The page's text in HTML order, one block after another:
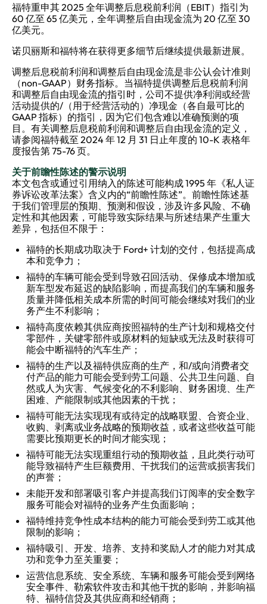
福特重申其 2025 全年调整后息税前利润（EBIT）指引为
60 亿至 65 亿美元，全年调整后自由现金流为 20 亿至 30
亿美元。
诺贝丽斯和福特将在获得更多细节后继续提供最新进展。
调整后息税前利润和调整后自由现金流是非公认会计准则
（non-GAAP）财务指标。当福特提供调整后息税前利润
和调整后自由现金流的指引时，公司不提供净利润或经营
活动提供的/（用于经营活动的）净现金（各自最可比的
GAAP 指标）的指引，因为它们包含难以准确预测的项
目。有关调整后息税前利润和调整后自由现金流的定义，
请参阅福特截至 2024 年 12 月 31 日止年度的 10-K 表格年
度报告第 75-76 页。
关于前瞻性陈述的警示说明
本文包含或通过引用纳入的陈述可能构成 1995 年《私人证
券诉讼改革法案》含义内的“前瞻性陈述”。前瞻性陈述基
于我们管理层的预期、预测和假设，涉及许多风险、不确
定性和其他因素，可能导致实际结果与所述结果产生重大
差异，包括但不限于：
福特的长期成功取决于 Ford+ 计划的交付，包括提高成
本和竞争力；
福特的车辆可能会受到导致召回活动、保修成本增加或
新车型发布延迟的缺陷影响，而提高我们的车辆和服务
质量并降低相关成本所需的时间可能会继续对我们的业
务产生不利影响；
福特高度依赖其供应商按照福特的生产计划和规格交付
零部件，关键零部件或原材料的短缺或无法及时获得可
能会中断福特的汽车生产；
福特的生产以及福特供应商的生产，和/或向消费者交
付产品的能力可能会受到劳工问题、公共卫生问题、自
然或人为灾害、气候变化的不利影响、财务困境、生产
困难、产能限制或其他因素的干扰；
福特可能无法实现现有或待定的战略联盟、合资企业、
收购、剥离或业务战略的预期收益，或者这些收益可能
需要比预期更长的时间才能实现；
福特可能无法实现重组行动的预期收益，且此类行动可
能导致福特产生巨额费用、干扰我们的运营或损害我们
的声誉；
未能开发和部署吸引客户并提高我们订阅率的安全数字
服务可能会对福特的业务产生负面影响；
福特维持竞争性成本结构的能力可能会受到劳工或其他
限制的影响；
福特吸引、开发、培养、支持和奖励人才的能力对其成
功和竞争力至关重要；
运营信息系统、安全系统、车辆和服务可能会受到网络
安全事件、勒索软件攻击和其他干扰的影响，并影响福
特、福特信贷及其供应商和经销商；